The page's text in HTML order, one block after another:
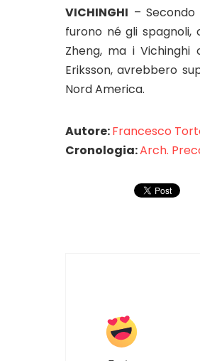
VICHINGHI –
furono né gli spagnoli,
Zheng, ma i Vichinghi
Eriksson, avrebbero
Nord America.
Autore:Francesco
Cronologia:Arch.